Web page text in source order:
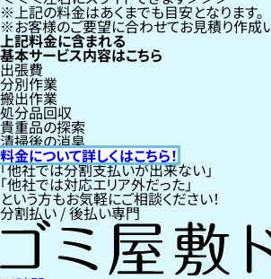
上記の料金はあくまでも目安となります。
お客様のご要望に合わせてお見積り作成い
上記料金に含まれる
基本サービス内容はこちら
出張費
分別作業
搬出作業
処分品回収
貴重品の探索
清掃後の消臭
料金について詳しくはこちら！
「他社では分割支払いが出来ない」
「他社では対応エリア外だった」
という方もお気軽にご相談ください！
分割払い / 後払い専門